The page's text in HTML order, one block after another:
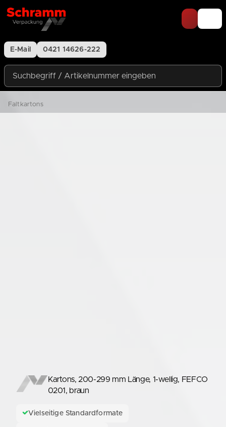
E-Mail 0421 14626-222
Suchbegriff / Artikelnummer eingeben
Faltkartons
Kartons, 200-299 mm Länge, 1-wellig, FEFCO
0201, braun
Vielseitige Standardformate